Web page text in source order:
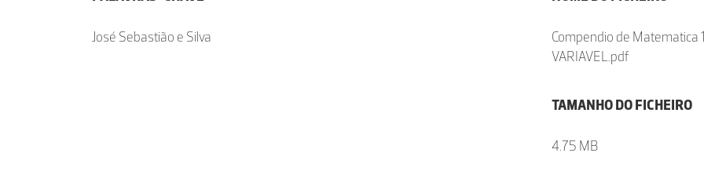
José Sebastião e Silva
Compendio de Matematica
VARIAVEL.pdf
TAMANHO DO FICHEIRO
4.75 MB